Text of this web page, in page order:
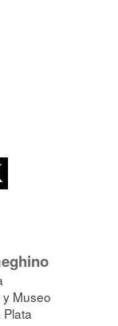
Museo